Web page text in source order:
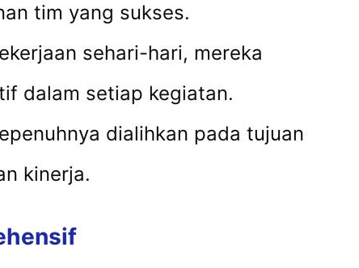
tim yang sukses.
sehari-hari, mereka
dalam setiap kegiatan.
dialihkan pada tujuan
kinerja.